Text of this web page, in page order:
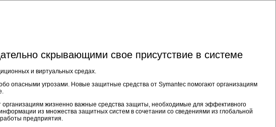
скрывающими свое присутствие в системе
и виртуальных средах.
опасными угрозами. Новые защитные средства от Symantec помогают организациям
жизненно важные средства защиты, необходимые для эффективного
из множества защитных систем в сочетании со сведениями из глобальной
предприятия.